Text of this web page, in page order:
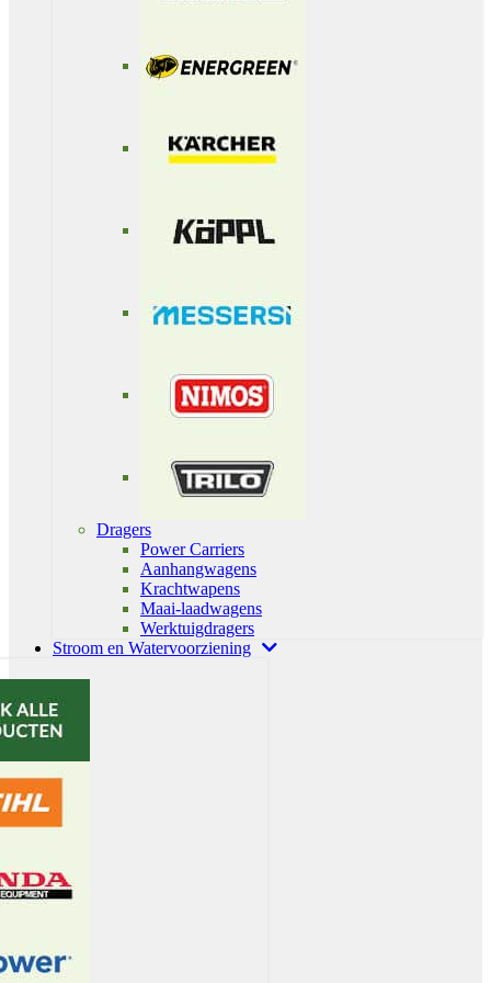
Dragers
Power Carriers
Aanhangwagens
Krachtwapens
Maai-laadwagens
Werktuigdragers
Stroom en Watervoorziening